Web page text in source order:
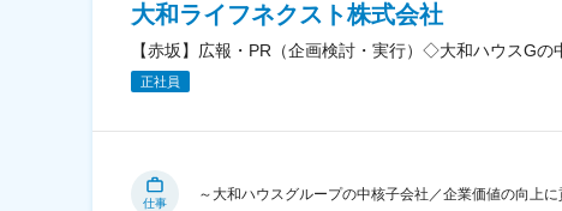
大和ライフネクスト株式会社
【赤坂】広報・PR（企画検討・実行）◇大和ハウスG
正社員
仕事
～大和ハウスグループの中核子会社／企業価値の向上